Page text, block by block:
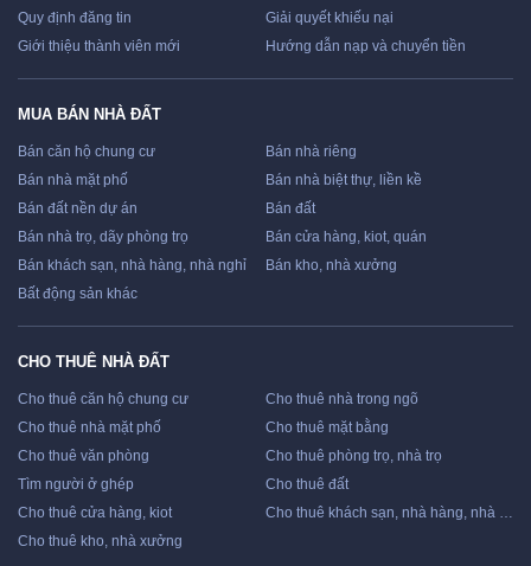
Quy định đăng tin
Giải quyết khiếu nại
Giới thiệu thành viên mới
Hướng dẫn nạp và chuyển tiền
MUA BÁN NHÀ ĐẤT
Bán căn hộ chung cư
Bán nhà riêng
Bán nhà mặt phố
Bán nhà biệt thự, liền kề
Bán đất nền dự án
Bán đất
Bán nhà trọ, dãy phòng trọ
Bán cửa hàng, kiot, quán
Bán khách sạn, nhà hàng, nhà nghỉ
Bán kho, nhà xưởng
Bất động sản khác
CHO THUÊ NHÀ ĐẤT
Cho thuê căn hộ chung cư
Cho thuê nhà trong ngõ
Cho thuê nhà mặt phố
Cho thuê mặt bằng
Cho thuê văn phòng
Cho thuê phòng trọ, nhà trọ
Tìm người ở ghép
Cho thuê đất
Cho thuê cửa hàng, kiot
Cho thuê khách sạn, nhà hàng, nhà nghỉ
Cho thuê kho, nhà xưởng